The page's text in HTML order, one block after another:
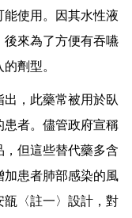
能使用。因其水性液
後來為了方便有吞嚥
劑型。
，此藥常被用於臥
患者。儘管政府宣稱
但這些替代藥多含
加患者肺部感染的風
瓿〈註一〉設計，對